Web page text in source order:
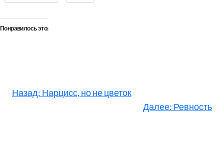
Понравилось это:
Назад: Нарцисс, но не цветок
Далее: Ревность